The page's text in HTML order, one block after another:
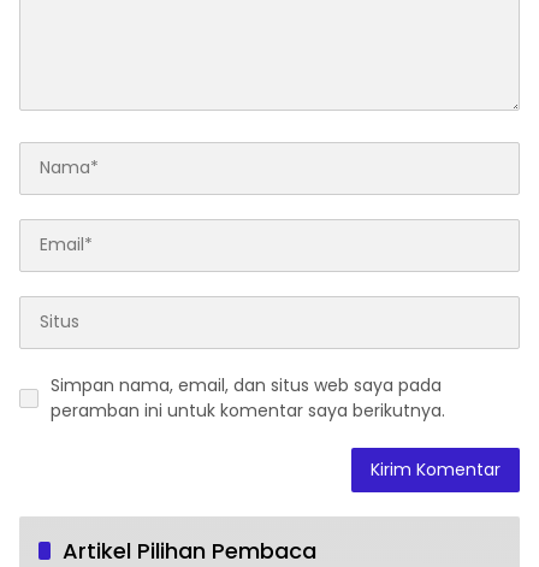
Simpan nama, email, dan situs web saya pada
peramban ini untuk komentar saya berikutnya.
Artikel Pilihan Pembaca